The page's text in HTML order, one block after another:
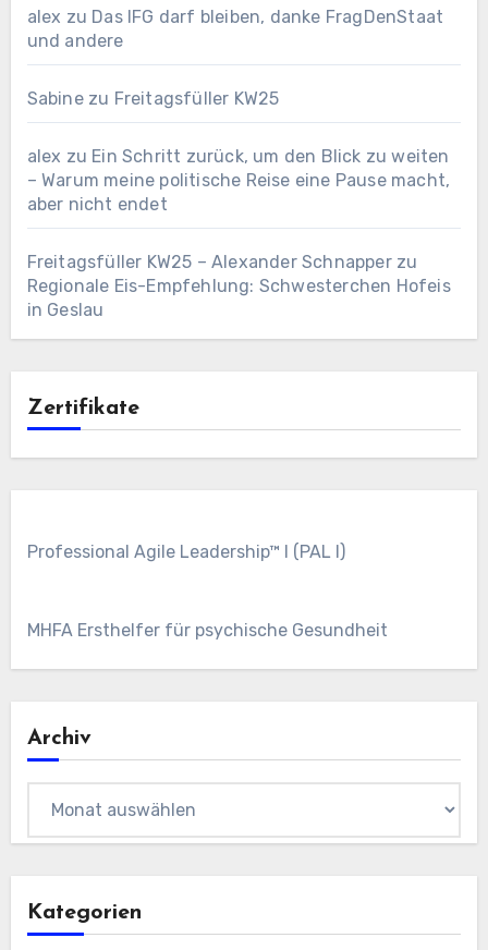
alex zu Das IFG darf bleiben, danke FragDenStaat
und andere
Sabinezu Freitagsfüller KW25
alex zu Ein Schritt zurück, um den Blick zu weiten
– Warum meine politische Reise eine Pause macht,
aber nicht endet
Freitagsfüller KW25 – Alexander Schnapperzu
Regionale Eis-Empfehlung: Schwesterchen Hofeis
in Geslau
Zertifikate
Professional Agile Leadership™ I (PAL I)
MHFA Ersthelfer für psychische Gesundheit
Archiv
Kategorien